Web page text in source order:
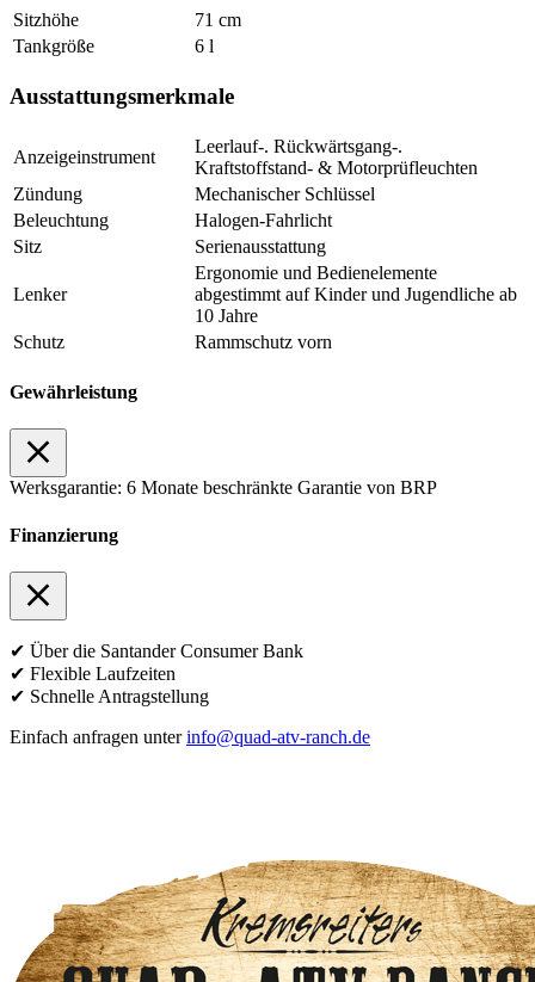
Sitzhöhe
71 cm
Tankgröße
6 l
Ausstattungsmerkmale
Anzeigeinstrument
Leerlauf-. Rückwärtsgang-.
Kraftstoffstand- & Motorprüfleuchten
Zündung
Mechanischer Schlüssel
Beleuchtung
Halogen-Fahrlicht
Sitz
Serienausstattung
Lenker
Ergonomie und Bedienelemente
abgestimmt auf Kinder und Jugendliche ab
10 Jahre
Schutz
Rammschutz vorn
Gewährleistung
Werksgarantie: 6 Monate beschränkte Garantie von BRP
Finanzierung
✔ Über die Santander Consumer Bank
✔ Flexible Laufzeiten
✔ Schnelle Antragstellung
Einfach anfragen unterinfo@quad-atv-ranch.de